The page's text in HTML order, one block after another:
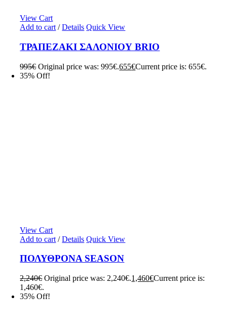
View Cart
Add to cart / Details Quick View
ΤΡΑΠΕΖΑΚΙ ΣΑΛΟΝΙΟΥ BRIO
995€ Original price was: 995€.655€Current price is: 655€.
35% Off!
View Cart
Add to cart / Details Quick View
ΠΟΛΥΘΡΟΝΑ SEASON
2,240€ Original price was: 2,240€.1,460€Current price is:
1,460€.
35% Off!